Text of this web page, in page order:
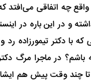
چه اتفاقی می‌افتد
و در این باره در
با دکتر تیمورزاده
در ماجرا مرگ
چند وقت پیش هم